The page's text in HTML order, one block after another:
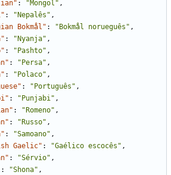
: "Mongol" ,
: "Nepalês" ,
Bokmål" : "Bokmål norueguês" ,
: "Nyanja" ,
: "Pashto" ,
: "Persa" ,
: "Polaco" ,
: "Português" ,
: "Punjabi" ,
: "Romeno" ,
: "Russo" ,
: "Samoano" ,
Gaelic" : "Gaélico escocês" ,
: "Sérvio" ,
: "Shona" ,